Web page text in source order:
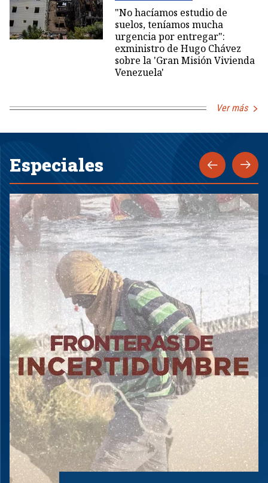
"No hacíamos estudio de
suelos, teníamos mucha
urgencia por entregar":
exministro de Hugo Chávez
sobre la 'Gran Misión Vivienda
Venezuela'
Ver más
Especiales